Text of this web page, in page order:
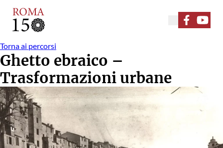
Seguici su
Seguici
Torna ai percorsi
Ghetto ebraico –
Trasformazioni urbane